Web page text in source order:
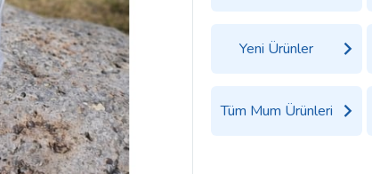
Yeni Ürünler
Tüm Mum Ürünleri